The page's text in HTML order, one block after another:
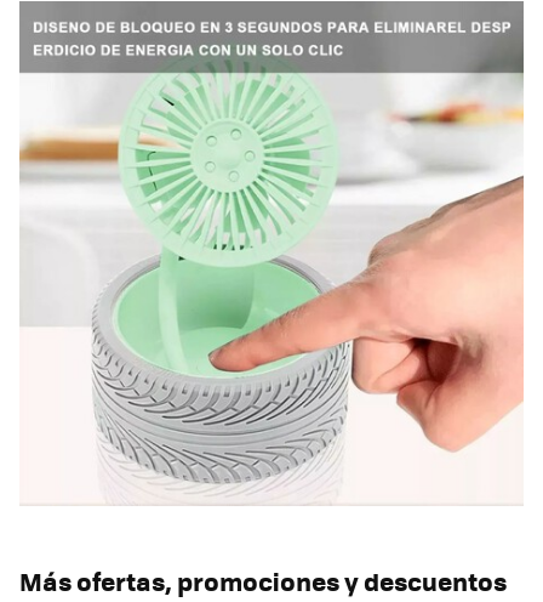
Más ofertas, promociones y descuentos